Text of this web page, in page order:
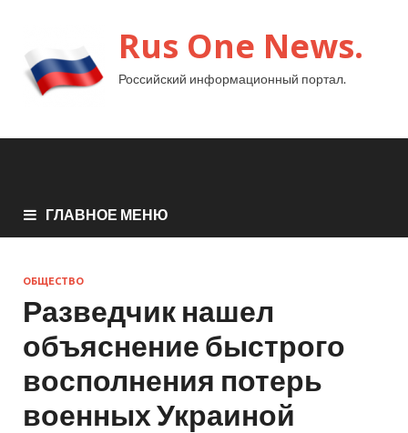
Rus One News.
Российский информационный портал.
ГЛАВНОЕ МЕНЮ
ОБЩЕСТВО
Разведчик нашел
объяснение быстрого
восполнения потерь
военных Украиной